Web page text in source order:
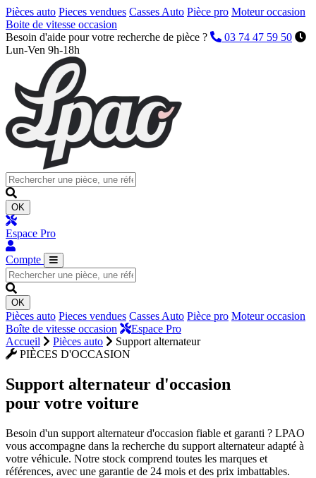
Pièces auto Pieces vendues Casses Auto Pièce pro Moteur occasion
Boite de vitesse occasion
Besoin d'aide pour votre recherche de pièce ?
03 74 47 59 50
Lun-Ven 9h-18h
OK
Espace Pro
Compte
OK
Pièces auto Pieces vendues Casses Auto Pièce pro Moteur occasion
Boîte de vitesse occasion
Espace Pro
Accueil
Pièces auto
Support alternateur
PIÈCES D'OCCASION
Support alternateur d'occasion
pour votre voiture
Besoin d'un support alternateur d'occasion fiable et garanti ? LPAO
vous accompagne dans la recherche du support alternateur adapté à
votre véhicule. Notre stock comprend toutes les marques et
références, avec une garantie de 24 mois et des prix imbattables.